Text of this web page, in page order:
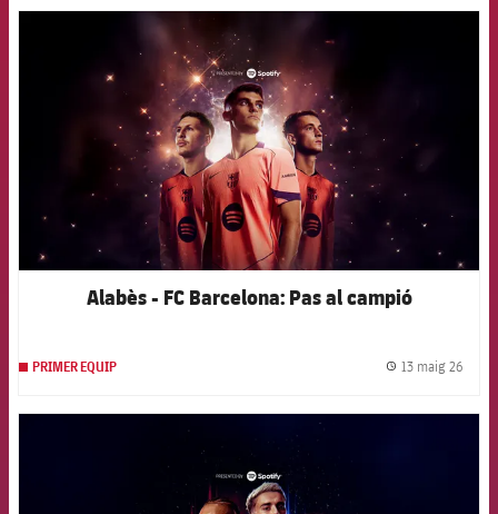
Alabès - FC Barcelona: Pas al campió
PRIMER EQUIP 13 maig 26
FCB Barcelona badge